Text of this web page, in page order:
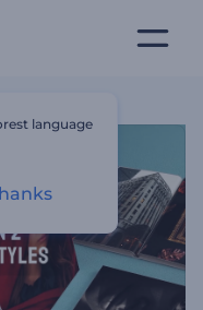
language